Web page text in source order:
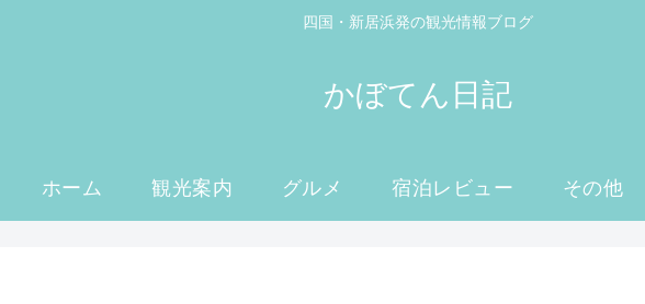
四国・新居浜発の観光情報ブログ
かぼてん日記
ホーム 観光案内 グルメ 宿泊レビュー その他